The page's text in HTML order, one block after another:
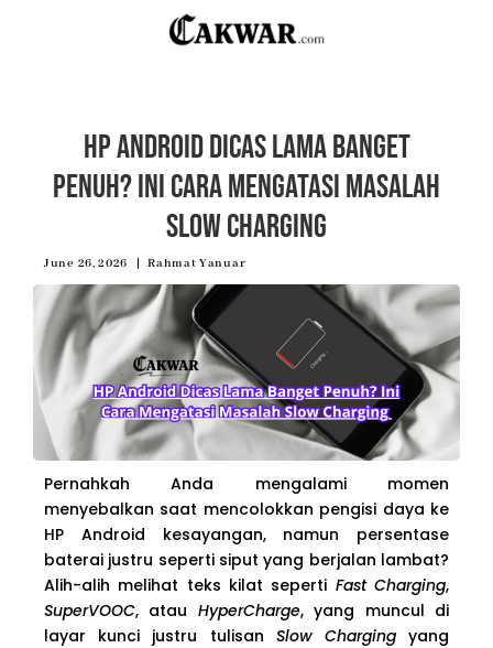
HP Android Dicas Lama Banget
Penuh? Ini Cara Mengatasi Masalah
Slow Charging
June 26, 2026 Rahmat Yanuar
Pernahkah Anda mengalami momen
menyebalkan saat mencolokkan pengisi daya ke
HP Android kesayangan, namun persentase
baterai justru seperti siput yang berjalan lambat?
Alih-alih melihat teks kilat seperti Fast Charging,
SuperVOOC, atau HyperCharge, yang muncul di
layar kunci justru tulisan Slow Chargingyang